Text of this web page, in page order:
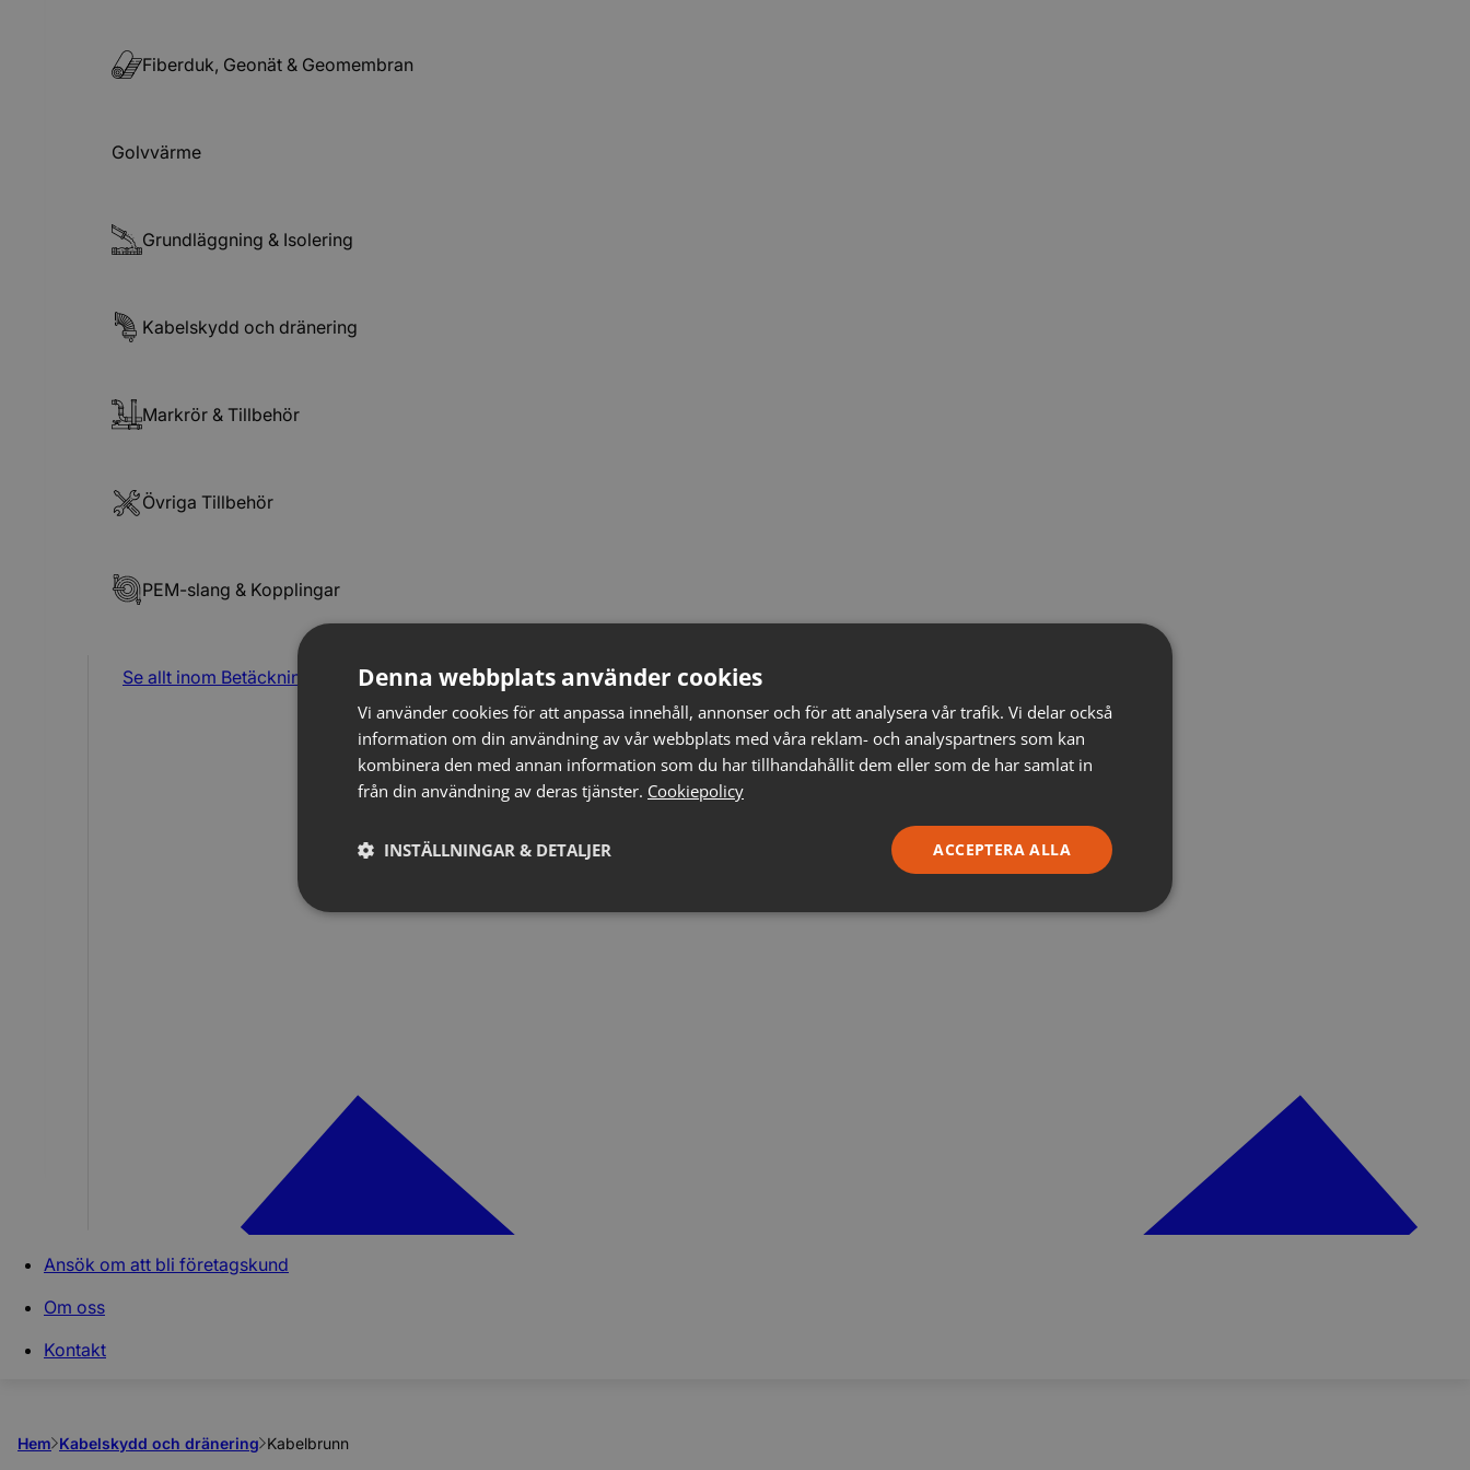
Fiberduk, Geonät & Geomembran
Golvvärme
Grundläggning & Isolering
Kabelskydd och dränering
Markrör & Tillbehör
Övriga Tillbehör
PEM-slang & Kopplingar
Se allt inom Betäckningar & Galler
Ansök om att bli företagskund
Om oss
Kontakt
Hem Kabelskydd och dränering Kabelbrunn
Denna webbplats använder cookies
Vi använder cookies för att anpassa innehåll, annonser och för att analysera vår trafik. Vi delar också
information om din användning av vår webbplats med våra reklam- och analyspartners som kan
kombinera den med annan information som du har tillhandahållit dem eller som de har samlat in
från din användning av deras tjänster. Cookiepolicy
ACCEPTERA ALLA
INSTÄLLNINGAR & DETALJER